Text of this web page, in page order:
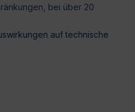
bei über 20
auf technische